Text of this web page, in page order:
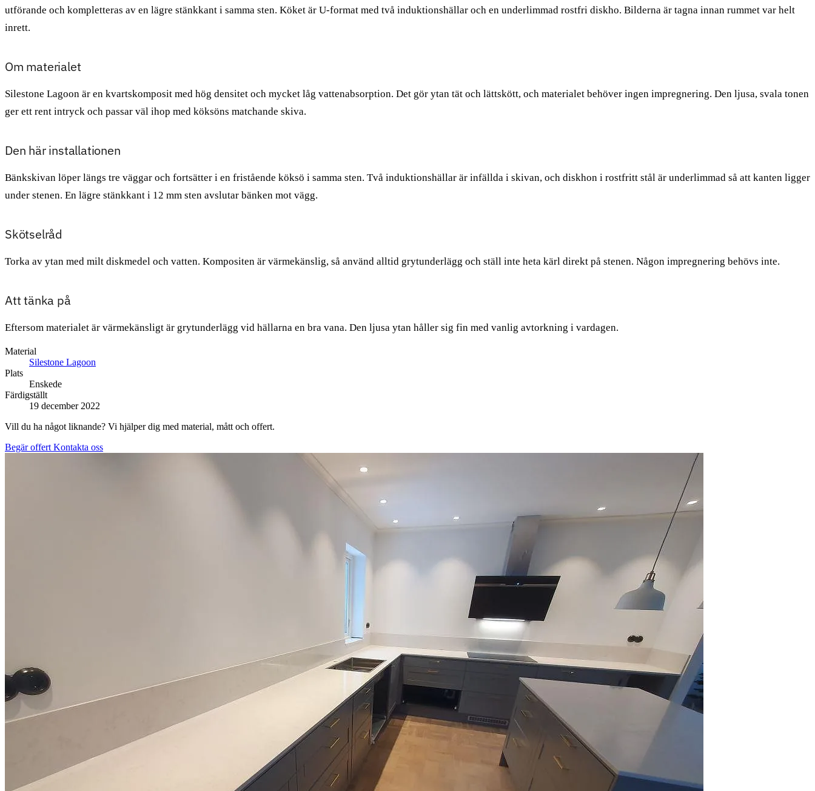
utförande och kompletteras av en lägre stänkkant i samma sten. Köket är U-format med två induktionshällar och en underlimmad rostfri diskho. Bilderna är tagna innan rummet var helt
inrett.
Om materialet
Silestone Lagoon är en kvartskomposit med hög densitet och mycket låg vattenabsorption. Det gör ytan tät och lättskött, och materialet behöver ingen impregnering. Den ljusa, svala tonen
ger ett rent intryck och passar väl ihop med köksöns matchande skiva.
Den här installationen
Bänkskivan löper längs tre väggar och fortsätter i en fristående köksö i samma sten. Två induktionshällar är infällda i skivan, och diskhon i rostfritt stål är underlimmad så att kanten ligger
under stenen. En lägre stänkkant i 12 mm sten avslutar bänken mot vägg.
Skötselråd
Torka av ytan med milt diskmedel och vatten. Kompositen är värmekänslig, så använd alltid grytunderlägg och ställ inte heta kärl direkt på stenen. Någon impregnering behövs inte.
Att tänka på
Eftersom materialet är värmekänsligt är grytunderlägg vid hällarna en bra vana. Den ljusa ytan håller sig fin med vanlig avtorkning i vardagen.
Material
Silestone Lagoon
Plats
Enskede
Färdigställt
19 december 2022
Vill du ha något liknande? Vi hjälper dig med material, mått och offert.
Begär offert Kontakta oss